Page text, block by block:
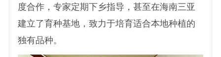
度合作，专家定期下乡指导，甚至在海南三亚
建立了育种基地，致力于培育适合本地种植的
独有品种。